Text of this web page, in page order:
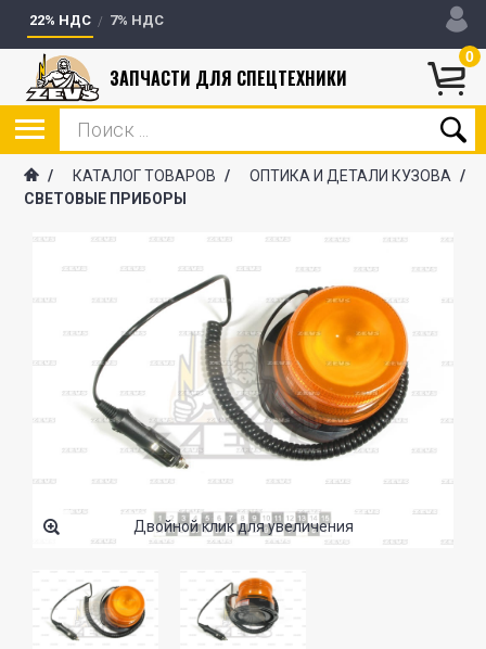
22% НДС 7% НДС
0
ЗАПЧАСТИ ДЛЯ СПЕЦТЕХНИКИ
/ КАТАЛОГ ТОВАРОВ / ОПТИКА И ДЕТАЛИ КУЗОВА /
СВЕТОВЫЕ ПРИБОРЫ
Двойной клик для увеличения